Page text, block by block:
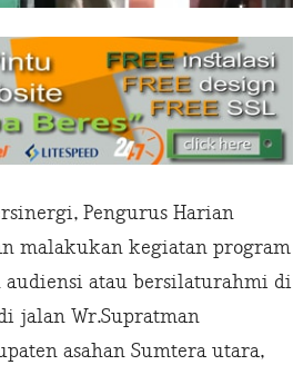
Pengurus Harian
malakukan kegiatan program
audiensi atau bersilaturahmi di
jalan Wr.Supratman
asahan Sumtera utara,